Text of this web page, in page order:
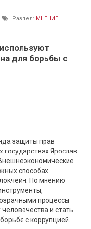
Раздел: МНЕНИЕ
для борьбы с
защиты прав
государствах Ярослав
способах
По мнению
процессы
и стать
с коррупцией.